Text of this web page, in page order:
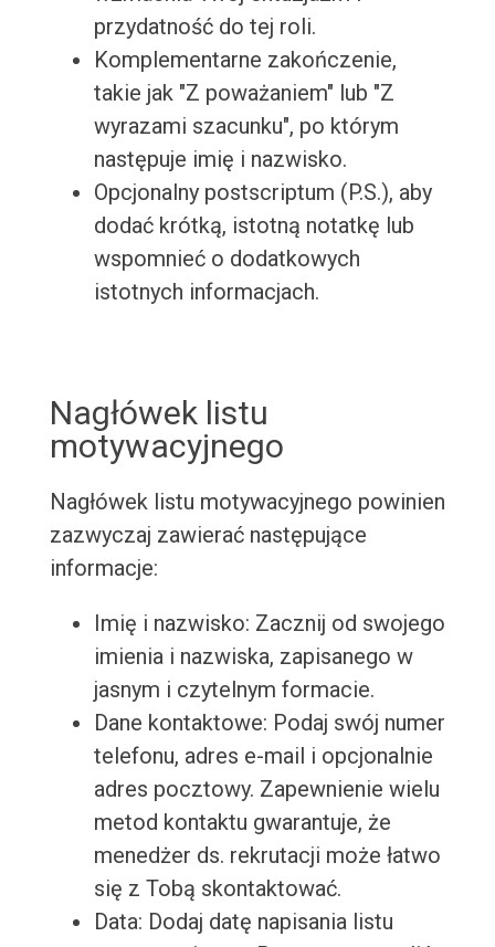
przydatność do tej roli.
Komplementarne zakończenie,
takie jak "Z poważaniem" lub "Z
wyrazami szacunku", po którym
następuje imię i nazwisko.
Opcjonalny postscriptum (P.S.), aby
dodać krótką, istotną notatkę lub
wspomnieć o dodatkowych
istotnych informacjach.
Nagłówek listu
motywacyjnego
Nagłówek listu motywacyjnego powinien
zazwyczaj zawierać następujące
informacje:
Imię i nazwisko: Zacznij od swojego
imienia i nazwiska, zapisanego w
jasnym i czytelnym formacie.
Dane kontaktowe: Podaj swój numer
telefonu, adres e-mail i opcjonalnie
adres pocztowy. Zapewnienie wielu
metod kontaktu gwarantuje, że
menedżer ds. rekrutacji może łatwo
się z Tobą skontaktować.
Data: Dodaj datę napisania listu